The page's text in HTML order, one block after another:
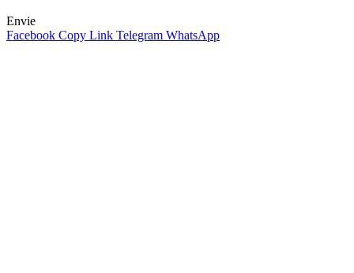
Envie
Facebook Copy Link Telegram WhatsApp